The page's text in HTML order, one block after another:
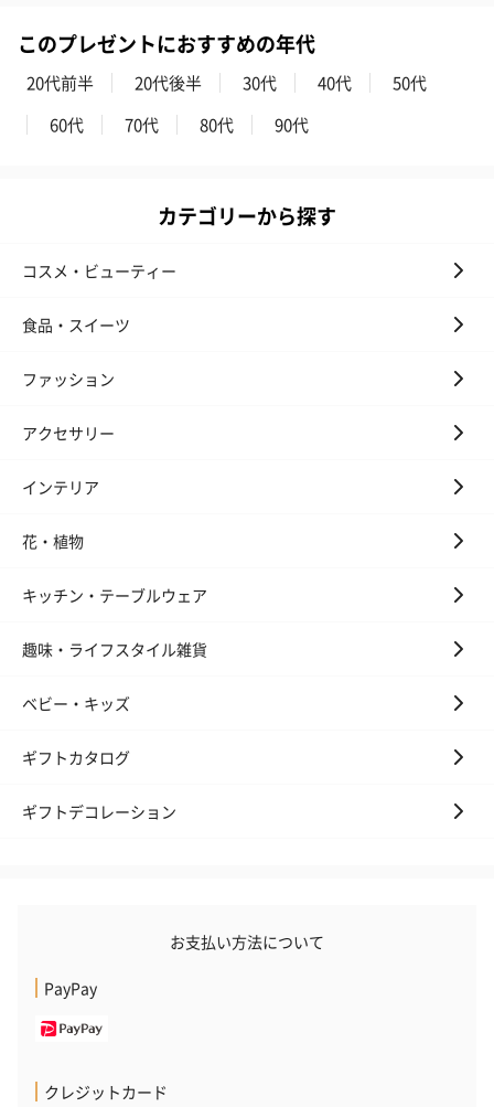
このプレゼントにおすすめの年代
20代前半 20代後半 30代 40代
50代
60代
70代 80代 90代
カテゴリーから探す
コスメ・ビューティー
食品・スイーツ
ファッション
アクセサリー
インテリア
花・植物
キッチン・テーブルウェア
趣味・ライフスタイル雑貨
ベビー・キッズ
ギフトカタログ
ギフトデコレーション
お支払い方法について
PayPay
クレジットカード